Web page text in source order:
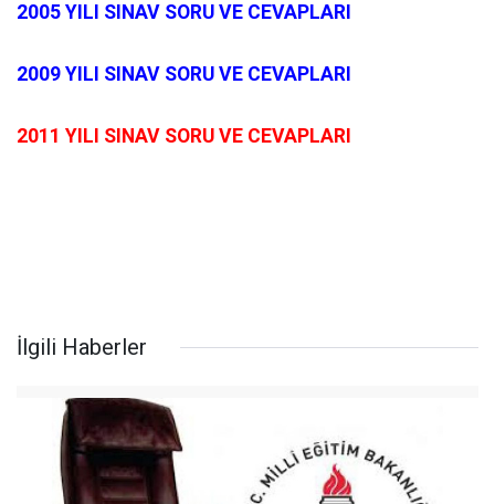
2005 YILI SINAV SORU VE CEVAPLARI
2009 YILI SINAV SORU VE CEVAPLARI
2011 YILI SINAV SORU VE CEVAPLARI
İlgili Haberler